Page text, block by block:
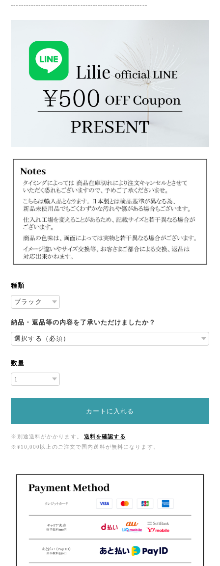
-------------------------------------------------------
種類
納品・返品等の内容を了承いただけましたか？
数量
カートに入れる
※別途送料がかかります。
送料を確認する
※¥10,000以上のご注文で国内送料が無料になります。